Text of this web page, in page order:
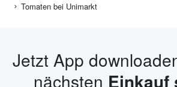
Tomaten bei Unimarkt
Jetzt App
nächsten Einkauf